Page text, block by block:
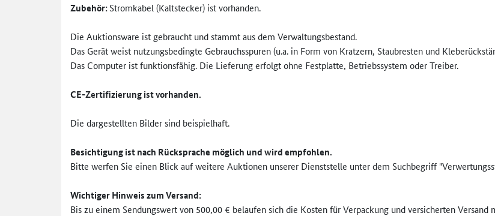
Zubehör:Stromkabel (Kaltstecker) ist vorhanden.
Die Auktionsware ist gebraucht und stammt aus dem Verwaltungsbestand.
Das Gerät weist nutzungsbedingte Gebrauchsspuren (u.a. in Form von Kratzern, Staubresten und
Das Computer ist funktionsfähig. Die Lieferung erfolgt ohne Festplatte, Betriebssystem oder Treiber.
CE-Zertifizierung ist vorhanden.
Die dargestellten Bilder sind beispielhaft.
Besichtigung ist nach Rücksprache möglich und wird empfohlen.
Bitte werfen Sie einen Blick auf weitere Auktionen unserer Dienststelle unter dem Suchbegriff
Wichtiger Hinweis zum Versand:
Bis zu einem Sendungswert von 500,00 € belaufen sich die Kosten für Verpackung und versicherten Versand